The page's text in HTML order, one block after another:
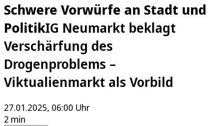
Schwere Vorwürfe an Stadt und
PolitikIG Neumarkt beklagt
Verschärfung des
Drogenproblems –
Viktualienmarkt als Vorbild
27.01.2025, 06:00 Uhr
2 min